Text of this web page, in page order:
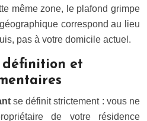
même zone, le plafond grimpe
correspond au lieu
pas à votre domicile actuel.
définition et
se définit strictement : vous ne
de votre résidence